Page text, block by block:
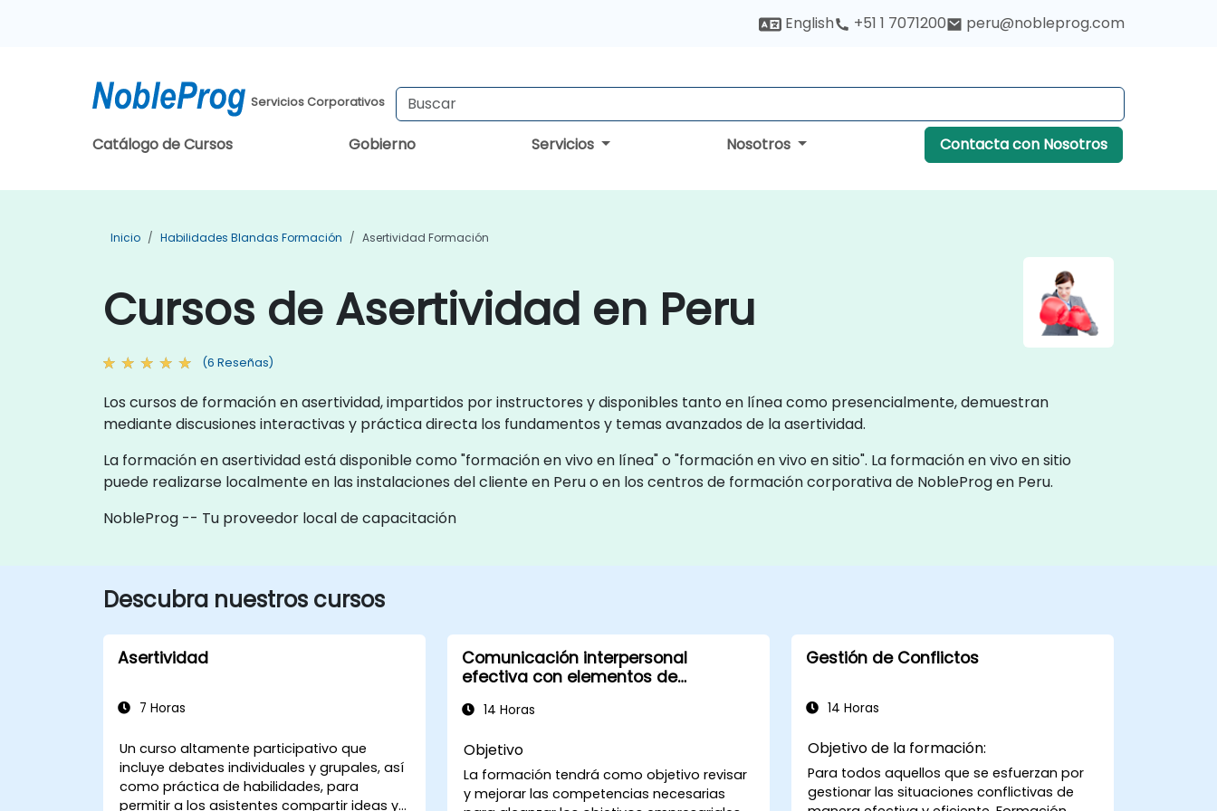
English +51 1 7071200 peru@nobleprog.com
Servicios Corporativos
Catálogo de Cursos Gobierno Servicios Nosotros Contacta con Nosotros
Inicio Habilidades Blandas Formación Asertividad Formación
Cursos de Asertividad en Peru
(6 Reseñas)
Los cursos de formación en asertividad, impartidos por instructores y disponibles tanto en línea como presencialmente, demuestran
mediante discusiones interactivas y práctica directa los fundamentos y temas avanzados de la asertividad.
La formación en asertividad está disponible como "formación en vivo en línea" o "formación en vivo en sitio". La formación en vivo en sitio
puede realizarse localmente en las instalaciones del cliente en Peru o en los centros de formación corporativa de NobleProg en Peru.
NobleProg -- Tu proveedor local de capacitación
Descubra nuestros cursos
Asertividad
7 Horas
Un curso altamente participativo que
incluye debates individuales y grupales, así
como práctica de habilidades, para
permitir a los asistentes compartir ideas y
Comunicación interpersonal
efectiva con elementos de
14 Horas
Objetivo
La formación tendrá como objetivo revisar
y mejorar las competencias necesarias
Gestión de Conflictos
14 Horas
Objetivo de la formación:
Para todos aquellos que se esfuerzan por
gestionar las situaciones conflictivas de